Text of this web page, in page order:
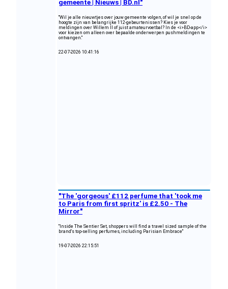
gemeente | Nieuws | BD.nl"
"Wil je alle nieuwtjes over jouw gemeente volgen, of wil je snel op de
hoogte zijn van belangrijke 112-gebeurtenissen? Kies je voor
meldingen over Willem II of juist amateurvoetbal? In de <i>BD-app</i>
voor kiezen om alleen over bepaalde onderwerpen pushmeldingen te
ontvangen."
22-07-2026 10:41:16
"The 'gorgeous' £112 perfume that 'took me
to Paris from first spritz' is £2.50 - The
Mirror"
"Inside The Sentier Set, shoppers will find a travel sized sample of the
brand's top-selling perfumes, including Parisian Embrace"
19-07-2026 22:15:51